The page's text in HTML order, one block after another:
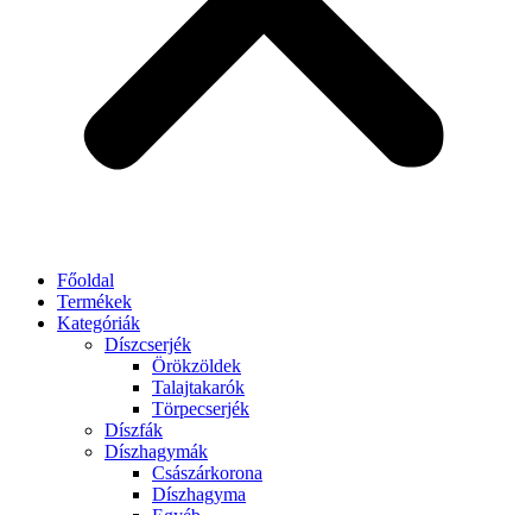
Főoldal
Termékek
Kategóriák
Díszcserjék
Örökzöldek
Talajtakarók
Törpecserjék
Díszfák
Díszhagymák
Császárkorona
Díszhagyma